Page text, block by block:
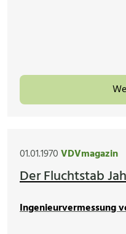
01.01.1970VDVmagazin
Der Fluchtstab
Ingenieurvermessung